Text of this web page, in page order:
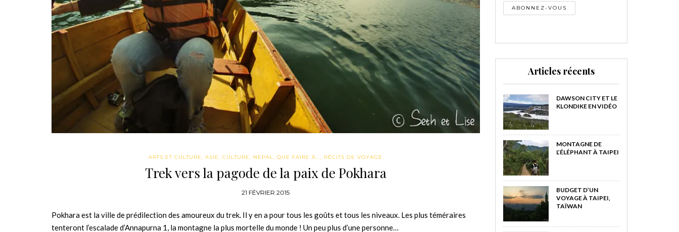
ARTS ET CULTURE,ASIE,CULTURE, NEPAL,QUE FAIRE À..., RÉCITS DE VOYAGE
Trek vers la pagode de la paix de Pokhara
21 FÉVRIER 2015
Pokhara est la ville de prédilection des amoureux du trek. Il y en a pour tous les goûts et tous les niveaux. Les plus téméraires
tenteront l’escalade d’Annapurna 1, la montagne la plus mortelle du monde ! Un peu plus d’une personne…
Articles récents
DAWSON CITY ET LE
KLONDIKE EN VIDÉO
MONTAGNE DE
L’ÉLÉPHANT À TAIPEI
BUDGET D’UN
VOYAGE À TAIPEI,
TAÏWAN